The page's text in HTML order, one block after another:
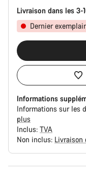
Livraison dans les 3-
Dernier
Informations
Informations sur les
plus
Inclus: TVA
Non inclus: Livraison